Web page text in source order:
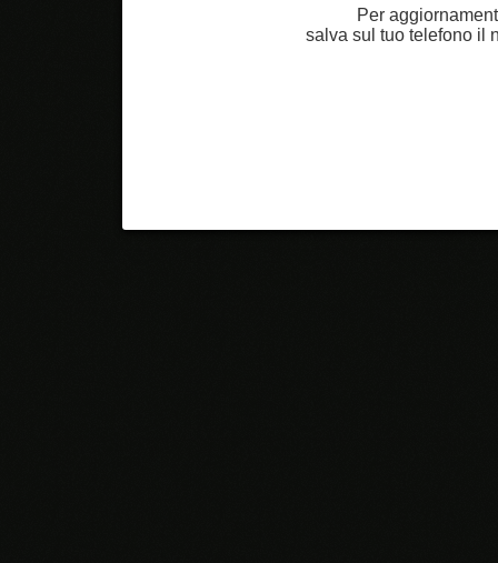
Per
salva sul tuo telefono il